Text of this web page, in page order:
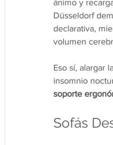
ánimo y
Düsseldorf
declarativa,
volumen
Eso sí, alargar
insomnio
soporte
Sofás